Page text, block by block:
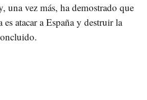
una vez más, ha demostrado que
atacar a España y destruir la